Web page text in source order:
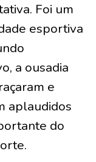
Foi um
esportiva
a ousadia
e
aplaudidos
do